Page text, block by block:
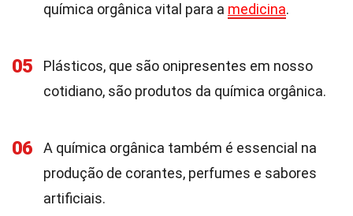
química orgânica vital para a medicina.
05
Plásticos, que são onipresentes em nosso
cotidiano, são produtos da química orgânica.
06
A química orgânica também é essencial na
produção de corantes, perfumes e sabores
artificiais.